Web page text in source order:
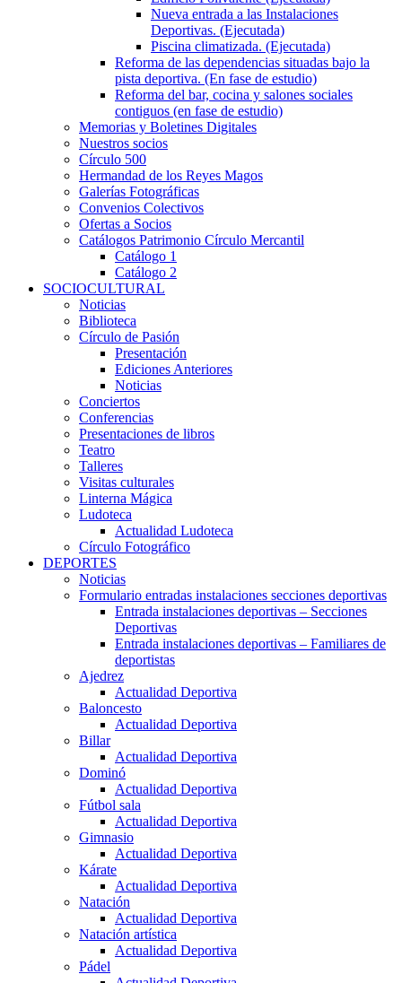
Nueva entrada a las Instalaciones
Deportivas. (Ejecutada)
Piscina climatizada. (Ejecutada)
Reforma de las dependencias situadas bajo la
pista deportiva. (En fase de estudio)
Reforma del bar, cocina y salones sociales
contiguos (en fase de estudio)
Memorias y Boletines Digitales
Nuestros socios
Círculo 500
Hermandad de los Reyes Magos
Galerías Fotográficas
Convenios Colectivos
Ofertas a Socios
Catálogos Patrimonio Círculo Mercantil
Catálogo 1
Catálogo 2
SOCIOCULTURAL
Noticias
Biblioteca
Círculo de Pasión
Presentación
Ediciones Anteriores
Noticias
Conciertos
Conferencias
Presentaciones de libros
Teatro
Talleres
Visitas culturales
Linterna Mágica
Ludoteca
Actualidad Ludoteca
Círculo Fotográfico
DEPORTES
Noticias
Formulario entradas instalaciones secciones deportivas
Entrada instalaciones deportivas – Secciones
Deportivas
Entrada instalaciones deportivas – Familiares de
deportistas
Ajedrez
Actualidad Deportiva
Baloncesto
Actualidad Deportiva
Billar
Actualidad Deportiva
Dominó
Actualidad Deportiva
Fútbol sala
Actualidad Deportiva
Gimnasio
Actualidad Deportiva
Kárate
Actualidad Deportiva
Natación
Actualidad Deportiva
Natación artística
Actualidad Deportiva
Pádel